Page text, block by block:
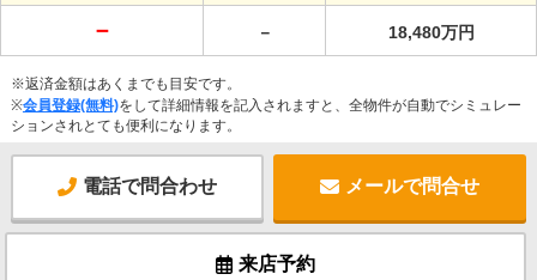
－ － 18,480万円
※返済金額はあくまでも目安です。
※会員登録(無料)をして詳細情報を記入されますと、全物件が自動でシミュレー
ションされとても便利になります。
電話で問合わせ メールで問合せ
来店予約